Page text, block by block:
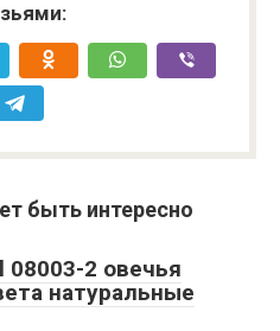
быть интересно
08003-2 овечья
натуральные